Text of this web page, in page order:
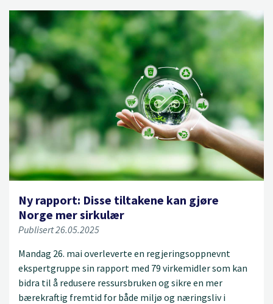
Ny rapport: Disse tiltakene kan gjøre
Norge mer sirkulær
Publisert 26.05.2025
Mandag 26. mai overleverte en regjeringsoppnevnt
ekspertgruppe sin rapport med 79 virkemidler som kan
bidra til å redusere ressursbruken og sikre en mer
bærekraftig fremtid for både miljø og næringsliv i